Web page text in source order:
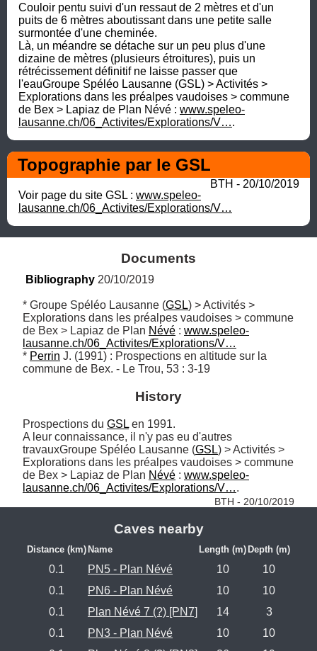
Couloir pentu suivi d'un ressaut de 2 mètres et d'un
puits de 6 mètres aboutissant dans une petite salle
surmontée d'une cheminée.
Là, un méandre se détache sur un peu plus d'une
dizaine de mètres (plusieurs étroitures), puis un
rétrécissement définitif ne laisse passer que
l'eauGroupe Spéléo Lausanne (GSL) > Activités >
Explorations dans les préalpes vaudoises > commune
de Bex > Lapiaz de Plan Névé : www.speleo-
lausanne.ch/06_Activites/Explorations/V….
Topographie par le GSL
BTH - 20/10/2019
Voir page du site GSL : www.speleo-
lausanne.ch/06_Activites/Explorations/V…
Documents
Bibliography 20/10/2019
* Groupe Spéléo Lausanne (GSL) > Activités >
Explorations dans les préalpes vaudoises > commune
de Bex > Lapiaz de Plan Névé : www.speleo-
lausanne.ch/06_Activites/Explorations/V…
* Perrin J. (1991) : Prospections en altitude sur la
commune de Bex. - Le Trou, 53 : 3-19
History
Prospections du GSL en 1991.
A leur connaissance, il n'y pas eu d'autres
travauxGroupe Spéléo Lausanne (GSL) > Activités >
Explorations dans les préalpes vaudoises > commune
de Bex > Lapiaz de Plan Névé : www.speleo-
lausanne.ch/06_Activites/Explorations/V….
BTH - 20/10/2019
Caves nearby
Distance (km) Name Length (m) Depth (m)
0.1 PN5 - Plan Névé 10
10
0.1
PN6 - Plan Névé 10
10
0.1
Plan Névé 7 (?) [PN7] 14
3
0.1
PN3 - Plan Névé 10
10